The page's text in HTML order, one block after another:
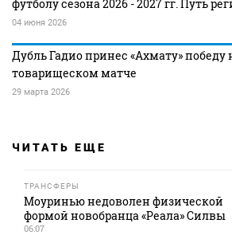
футболу сезона 2026 - 2027 гг. Путь
04 июня 2026
Дубль Гадио принес «Ахмату» победу
товарищеском матче
29 марта 2026
ЧИТАТЬ ЕЩЕ
ТРАНСФЕРЫ
Моуринью недоволен физической
формой новобранца «Реала» Силвы
06:07